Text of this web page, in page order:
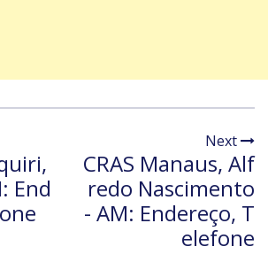
End
Next
CRAS Manaus, Alf
redo Nascimento
- AM: Endereço, T
elefone